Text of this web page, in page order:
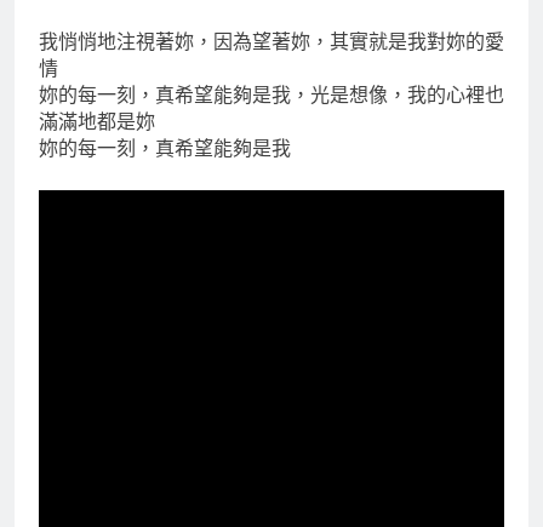
我悄悄地注視著妳，因為望著妳，其實就是我對妳的愛
情
妳的每一刻，真希望能夠是我，光是想像，我的心裡也
滿滿地都是妳
妳的每一刻，真希望能夠是我